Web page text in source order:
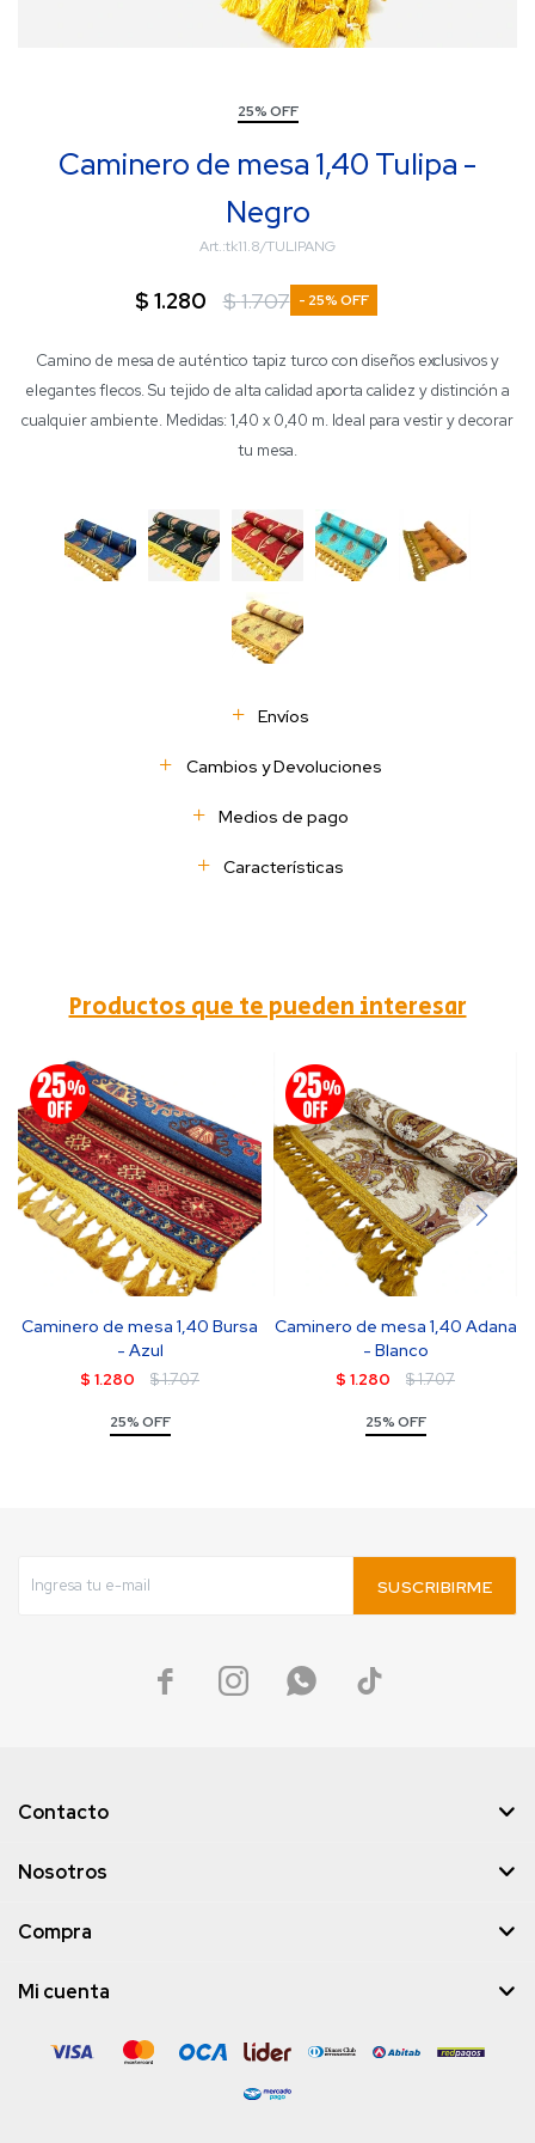
25% OFF
Caminero de mesa 1,40 Tulipa -
Negro
tk11.8/TULIPANG
$ 1.280 $1.707 25
Camino de mesa de auténtico tapiz turco con diseños exclusivos y
elegantes flecos. Su tejido de alta calidad aporta calidez y distinción a
cualquier ambiente. Medidas: 1,40 x 0,40 m. Ideal para vestir y decorar
tu mesa.
Envíos
Cambios y Devoluciones
Medios de pago
Características
Productos que te pueden interesar
Caminero de mesa 1,40 Bursa
- Azul
$ 1.280 $1.707
25% OFF
Caminero de mesa 1,40 Adana
- Blanco
$ 1.280 $1.707
25% OFF
SUSCRIBIRME
   
Contacto
Nosotros
Compra
Mi cuenta